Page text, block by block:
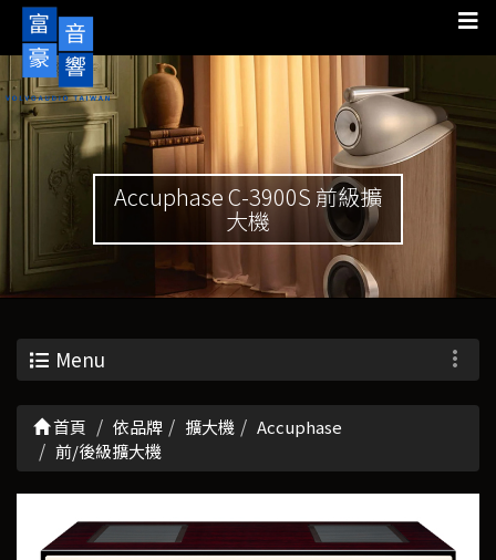
Accuphase C-3900S 前級擴
大機
Menu
首頁 依品牌 擴大機
Accuphase
前/後級擴大機